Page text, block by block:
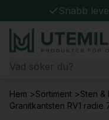
Snabb
Hem >Sortiment >Sten &
Granitkantsten RV1 radie